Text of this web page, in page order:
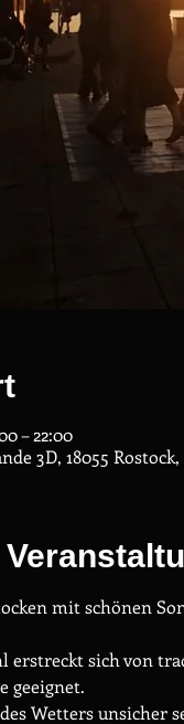
– 22:00
3D, 18055
mit schönen
erstreckt sich von
geeignet.
Wetters unsicher